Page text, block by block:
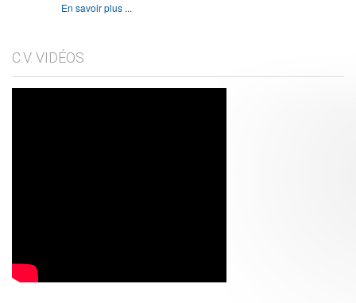
En savoir plus ...
C.V. VIDÉOS